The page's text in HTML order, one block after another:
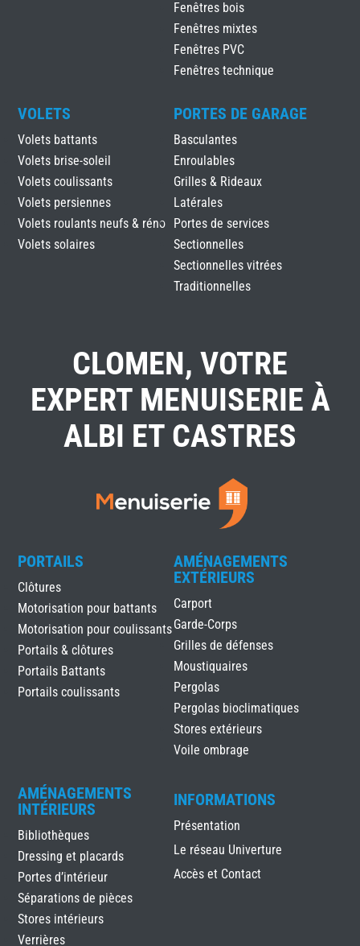
Fenêtres bois
Fenêtres mixtes
Fenêtres PVC
Fenêtres technique
VOLETS
Volets battants
Volets brise-soleil
Volets coulissants
Volets persiennes
Volets roulants neufs & réno
Volets solaires
PORTES DE GARAGE
Basculantes
Enroulables
Grilles & Rideaux
Latérales
Portes de services
Sectionnelles
Sectionnelles vitrées
Traditionnelles
CLOMEN, VOTRE
EXPERT MENUISERIE À
ALBI ET CASTRES
PORTAILS
Clôtures
Motorisation pour battants
Motorisation pour coulissants
Portails & clôtures
Portails Battants
Portails coulissants
AMÉNAGEMENTS
EXTÉRIEURS
Carport
Garde-Corps
Grilles de défenses
Moustiquaires
Pergolas
Pergolas bioclimatiques
Stores extérieurs
Voile ombrage
AMÉNAGEMENTS
INTÉRIEURS
Bibliothèques
Dressing et placards
Portes d’intérieur
Séparations de pièces
Stores intérieurs
Verrières
INFORMATIONS
Présentation
Le réseau Univerture
Accès et Contact